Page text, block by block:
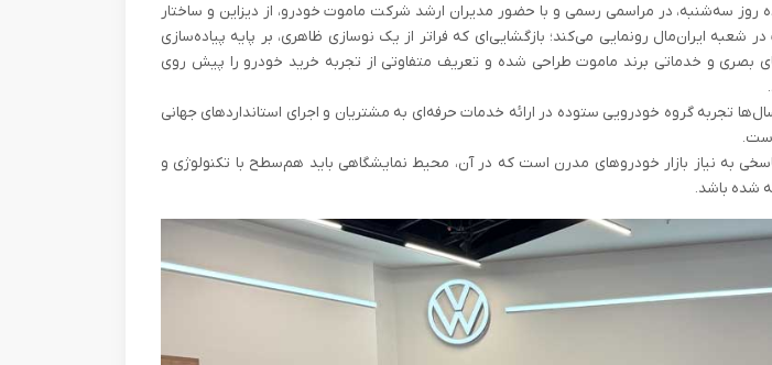
روز سه‌شنبه، در مراسمی رسمی و با حضور مدیران ارشد شرکت ماموت خودرو، از دیزاین و ساختار
شعبه‌ ایران‌مال رونمایی می‌کند؛ بازگشایی‌ای که فراتر از یک نوسازی ظاهری، بر پایه‌ پیاده‌سازی
بصری و خدماتی برند ماموت طراحی شده و تعریف متفاوتی از تجربه‌ خرید خودرو را پیش روی
تجربه گروه خودرویی ستوده در ارائه خدمات حرفه‌ای به مشتریان و اجرای استانداردهای جهانی
به نیاز بازار خودروهای مدرن است که در آن، محیط نمایشگاهی باید هم‌سطح با تکنولوژی و
شده باشد.